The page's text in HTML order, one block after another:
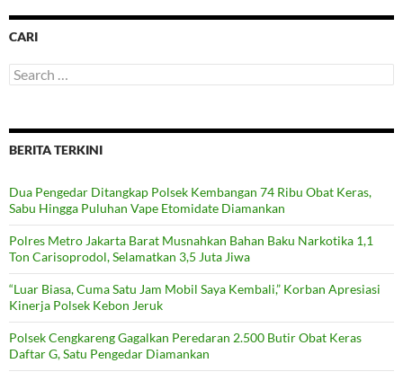
CARI
Search
for:
BERITA TERKINI
Dua Pengedar Ditangkap Polsek Kembangan 74 Ribu Obat Keras,
Sabu Hingga Puluhan Vape Etomidate Diamankan
Polres Metro Jakarta Barat Musnahkan Bahan Baku Narkotika 1,1
Ton Carisoprodol, Selamatkan 3,5 Juta Jiwa
“Luar Biasa, Cuma Satu Jam Mobil Saya Kembali,” Korban Apresiasi
Kinerja Polsek Kebon Jeruk
Polsek Cengkareng Gagalkan Peredaran 2.500 Butir Obat Keras
Daftar G, Satu Pengedar Diamankan